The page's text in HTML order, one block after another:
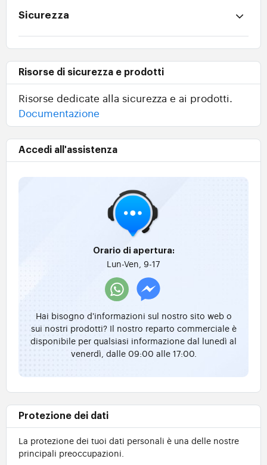
Sicurezza
Risorse di sicurezza e prodotti
Risorse dedicate alla sicurezza e ai prodotti.
Documentazione
Accedi all'assistenza
Orario di apertura:
Lun-Ven, 9-17
Hai bisogno d'informazioni sul nostro sito web o
sui nostri prodotti? Il nostro reparto commerciale è
disponibile per qualsiasi informazione dal lunedì al
venerdì, dalle 09:00 alle 17:00.
Protezione dei dati
La protezione dei tuoi dati personali è una delle nostre
principali preoccupazioni.